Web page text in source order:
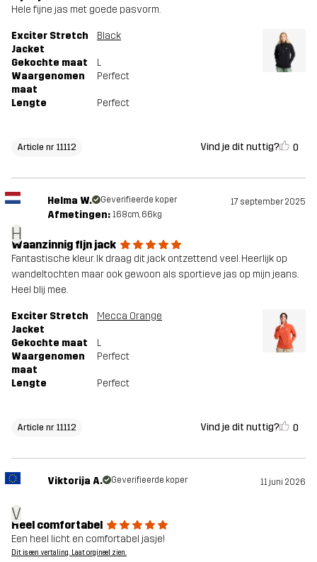
Hele fijne jas met goede pasvorm.
Exciter Stretch
Jacket
Black
Gekochte maat
L
Waargenomen
maat
Perfect
Lengte Perfect
Article nr 11112 Vind je dit nuttig? 0
H
Helma W. Geverifieerde koper 17 september 2025
Afmetingen: 168cm, 66kg
Waanzinnig fijn jack
Fantastische kleur. Ik draag dit jack ontzettend veel. Heerlijk op
wandeltochten maar ook gewoon als sportieve jas op mijn jeans.
Heel blij mee.
Exciter Stretch
Jacket
Mecca Orange
Gekochte maat
L
Waargenomen
maat
Perfect
Lengte Perfect
Article nr 11112 Vind je dit nuttig? 0
V
Viktorija A. Geverifieerde koper 11 juni 2026
Heel comfortabel
Een heel licht en comfortabel jasje!
Dit is een vertaling. Laat orgineel zien.